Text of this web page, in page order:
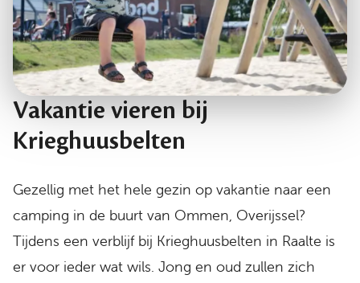
Vakantie vieren bij
Krieghuusbelten
Gezellig met het hele gezin op vakantie naar een
camping in de buurt van Ommen, Overijssel?
Tijdens een verblijf bij Krieghuusbelten in Raalte is
er voor ieder wat wils. Jong en oud zullen zich